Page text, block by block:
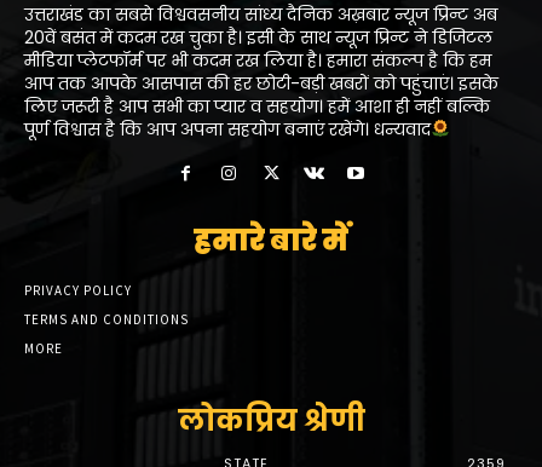
उत्तराखंड का सबसे विश्ववसनीय सांध्य दैनिक अख़बार न्यूज प्रिन्ट अब
20वें बसंत में कदम रख चुका है। इसी के साथ न्यूज प्रिन्ट ने डिजिटल
मीडिया प्लेटफॉर्म पर भी कदम रख लिया है। हमारा संकल्प है कि हम
आप तक आपके आसपास की हर छोटी-बड़ी खबरों को पहुंचाएं। इसके
लिए जरूरी है आप सभी का प्यार व सहयोग। हमें आशा ही नहीं बल्कि
पूर्ण विश्वास है कि आप अपना सहयोग बनाएं रखेंगे। धन्यवाद
हमारे बारे में
PRIVACY POLICY
TERMS AND CONDITIONS
MORE
लोकप्रिय श्रेणी